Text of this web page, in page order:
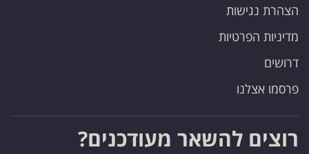
הצהרת נגישות
מדיניות הפרטיות
דרושים
פרסמו אצלנו
רוצים להשאר מעודכנים?